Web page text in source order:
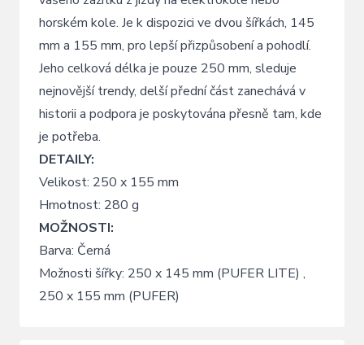
horském kole. Je k dispozici ve dvou šířkách, 145
mm a 155 mm, pro lepší přizpůsobení a pohodlí.
Jeho celková délka je pouze 250 mm, sleduje
nejnovější trendy, delší přední část zanechává v
historii a podpora je poskytována přesně tam, kde
je potřeba.
DETAILY:
Velikost: 250 x 155 mm
Hmotnost: 280 g
MOŽNOSTI:
Barva: Černá
Možnosti šířky: 250 x 145 mm (PUFER LITE) ,
250 x 155 mm (PUFER)